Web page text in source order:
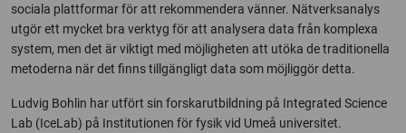
sociala plattformar för att rekommendera vänner. Nätverksanalys
utgör ett mycket bra verktyg för att analysera data från komplexa
system, men det är viktigt med möjligheten att utöka de traditionella
metoderna när det finns tillgängligt data som möjliggör detta.
Ludvig Bohlin har utfört sin forskarutbildning på Integrated Science
Lab (IceLab) på Institutionen för fysik vid Umeå universitet.